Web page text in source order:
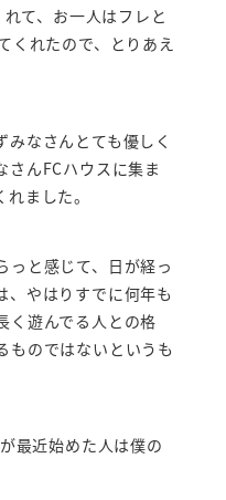
て、お一人はフレと
くれたので、とりあえ
みなさんとても優しく
さんFCハウスに集ま
ました。
っと感じて、日が経っ
、やはりすでに何年も
く遊んでる人との格
ものではないというも
最近始めた人は僕の